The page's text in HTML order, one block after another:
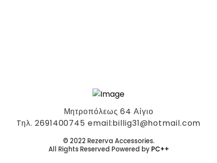
Μητροπόλεως 64 Αίγιο
Tηλ. 2691400745 email:billig31@hotmail.com
© 2022 Rezerva Accessories.
All Rights Reserved Powered by PC++